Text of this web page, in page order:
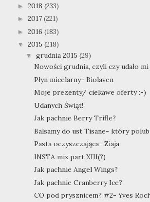
► 2018 (233)
► 2017 (221)
► 2016 (183)
▼ 2015 (218)
▼ grudnia 2015 (29)
Nowości grudnia, czyli czy udało
Płyn micelarny- Biolaven
Moje prezenty/ ciekawe oferty :-)
Udanych Świąt!
Jak pachnie Berry Trifle?
Balsamy do ust Tisane- który
Pasta oczyszczająca- Ziaja
INSTA mix part XIII(?)
Jak pachnie Angel Wings?
Jak pachnie Cranberry Ice?
CO pod prysznicem? #2- Yves